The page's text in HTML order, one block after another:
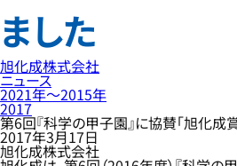
ました
旭化成株式会社
ニュース
2021年〜2015年
2017
第6回『科学の甲子園』に協賛「旭化成
2017年3月17日
旭化成株式会社